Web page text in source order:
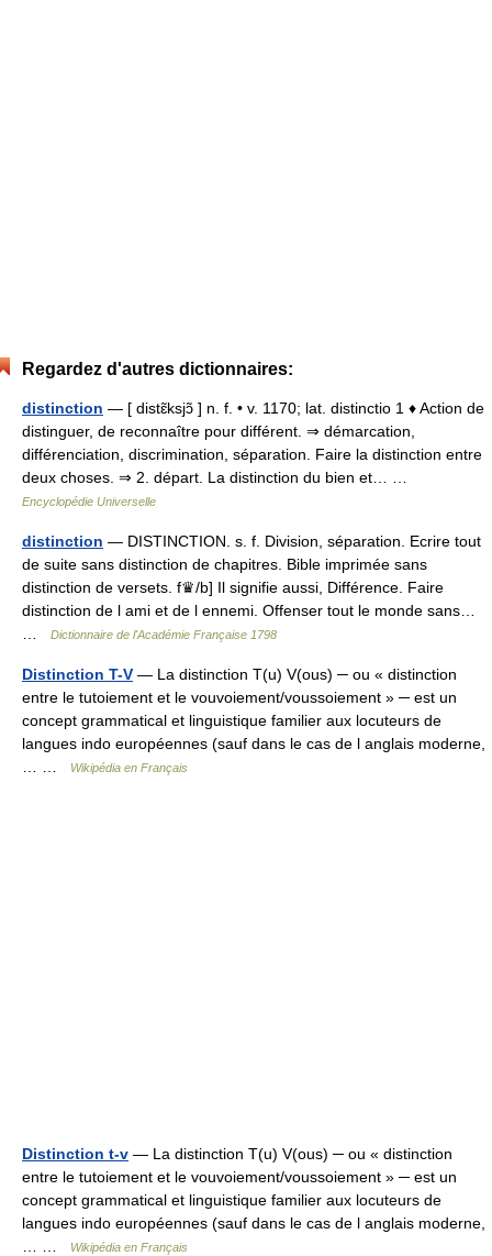
Regardez d'autres dictionnaires:
distinction — [ distɛ̃ksjɔ̃ ] n. f. • v. 1170; lat. distinctio 1 ♦ Action de
distinguer, de reconnaître pour différent. ⇒ démarcation,
différenciation, discrimination, séparation. Faire la distinction entre
deux choses. ⇒ 2. départ. La distinction du bien et… …
Encyclopédie Universelle
distinction — DISTINCTION. s. f. Division, séparation. Ecrire tout
de suite sans distinction de chapitres. Bible imprimée sans
distinction de versets. f♛/b] Il signifie aussi, Différence. Faire
distinction de l ami et de l ennemi. Offenser tout le monde sans…
Dictionnaire de l'Académie Française 1798
Distinction T-V — La distinction T(u) V(ous) ─ ou « distinction
entre le tutoiement et le vouvoiement/voussoiement » ─ est un
concept grammatical et linguistique familier aux locuteurs de
langues indo européennes (sauf dans le cas de l anglais moderne,
Wikipédia en Français
Distinction t-v — La distinction T(u) V(ous) ─ ou « distinction
entre le tutoiement et le vouvoiement/voussoiement » ─ est un
concept grammatical et linguistique familier aux locuteurs de
langues indo européennes (sauf dans le cas de l anglais moderne,
Wikipédia en Français